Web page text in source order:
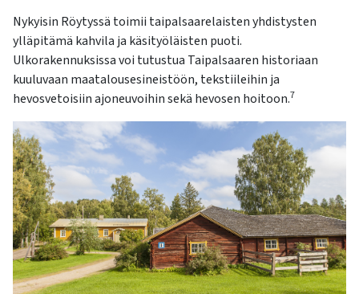
Nykyisin Röytyssä toimii taipalsaarelaisten yhdistysten
ylläpitämä kahvila ja käsityöläisten puoti.
Ulkorakennuksissa voi tutustua Taipalsaaren historiaan
kuuluvaan maatalousesineistöön, tekstiileihin ja
hevosvetoisiin ajoneuvoihin sekä hevosen hoitoon.7